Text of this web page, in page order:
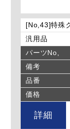
[No,43]特殊
汎用品
パーツNo,
備考
品番
価格
詳細